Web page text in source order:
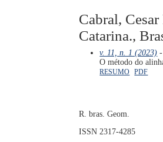
Cabral,
Catarina.,
v. 11, n. 1 (2023)
O método do
RESUMO PDF
R. bras. Geom.
ISSN 2317-4285